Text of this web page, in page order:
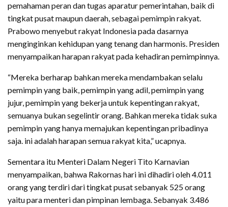
pemahaman peran dan tugas aparatur pemerintahan, baik di
tingkat pusat maupun daerah, sebagai pemimpin rakyat.
Prabowo menyebut rakyat Indonesia pada dasarnya
menginginkan kehidupan yang tenang dan harmonis. Presiden
menyampaikan harapan rakyat pada kehadiran pemimpinnya.
“Mereka berharap bahkan mereka mendambakan selalu
pemimpin yang baik, pemimpin yang adil, pemimpin yang
jujur, pemimpin yang bekerja untuk kepentingan rakyat,
semuanya bukan segelintir orang. Bahkan mereka tidak suka
pemimpin yang hanya memajukan kepentingan pribadinya
saja. ini adalah harapan semua rakyat kita,” ucapnya.
Sementara itu Menteri Dalam Negeri Tito Karnavian
menyampaikan, bahwa Rakornas hari ini dihadiri oleh 4.011
orang yang terdiri dari tingkat pusat sebanyak 525 orang
yaitu para menteri dan pimpinan lembaga. Sebanyak 3.486